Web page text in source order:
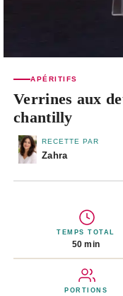
APÉRITIFS
Verrines aux
chantilly
RECETTE PAR
Zahra
TEMPS TOTAL
50 min
PORTIONS